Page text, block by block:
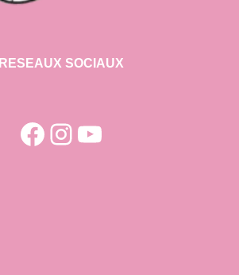
RESEAUX SOCIAUX
Facebook
Instagram
YouTube